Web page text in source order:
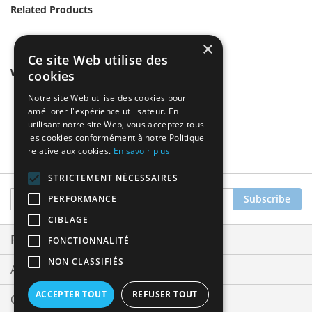
Related Products
We found other products you might like!
Sign
Up
for
Our
Newsletter:
Subscribe
Privacy and Cookie Policy
Advanced Search
Orders and Returns
×
Ce site Web utilise des
cookies
Notre site Web utilise des cookies pour
améliorer l'expérience utilisateur. En
utilisant notre site Web, vous acceptez tous
les cookies conformément à notre Politique
relative aux cookies. En savoir plus
STRICTEMENT NÉCESSAIRES
PERFORMANCE
CIBLAGE
FONCTIONNALITÉ
NON CLASSIFIÉS
ACCEPTER TOUT REFUSER TOUT